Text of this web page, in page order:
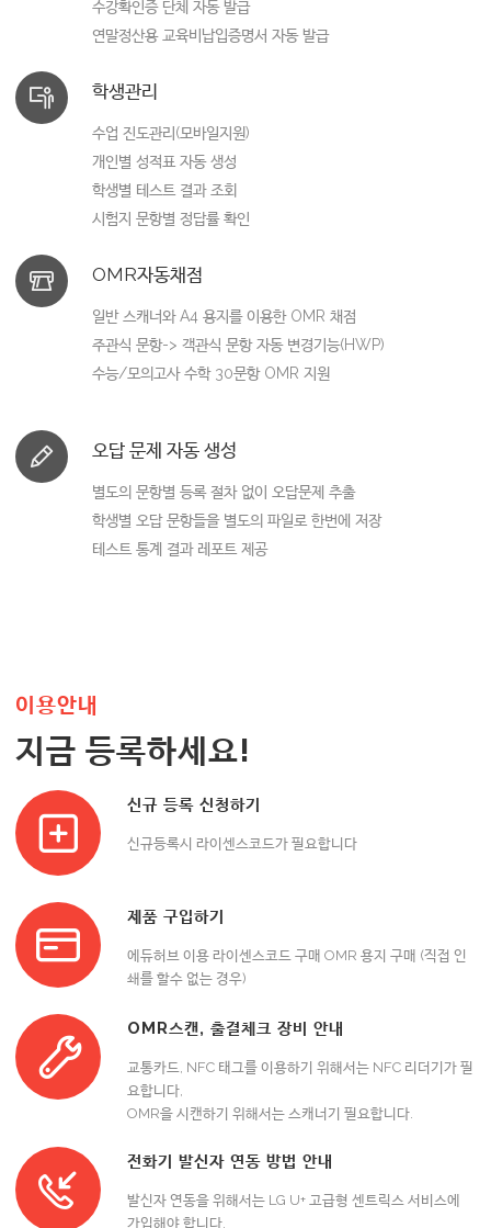
수강확인증 단체 자동 발급
연말정산용 교육비납입증명서 자동 발급
학생관리
수업 진도관리(모바일지원)
개인별 성적표 자동 생성
학생별 테스트 결과 조회
시험지 문항별 정답률 확인
OMR자동채점
일반 스캐너와 A4 용지를 이용한 OMR 채점
주관식 문항-> 객관식 문항 자동 변경기능(HWP)
수능/모의고사 수학 30문항 OMR 지원
오답 문제 자동 생성
별도의 문항별 등록 절차 없이 오답문제 추출
학생별 오답 문항들을 별도의 파일로 한번에 저장
테스트 통계 결과 레포트 제공
이용안내
지금 등록하세요!
신규 등록 신청하기
신규등록시 라이센스코드가 필요합니다
제품 구입하기
에듀허브 이용 라이센스코드 구매 OMR 용지 구매 (직접 인
쇄를 할수 없는 경우)
OMR스캔, 출결체크 장비 안내
교통카드, NFC 태그를 이용하기 위해서는 NFC 리더기가 필
요합니다,
OMR을 시캔하기 위해서는 스캐너기 필요합니다.
전화기 발신자 연동 방법 안내
발신자 연동을 위해서는 LG U+ 고급형 센트릭스 서비스에
가입해야 합니다.